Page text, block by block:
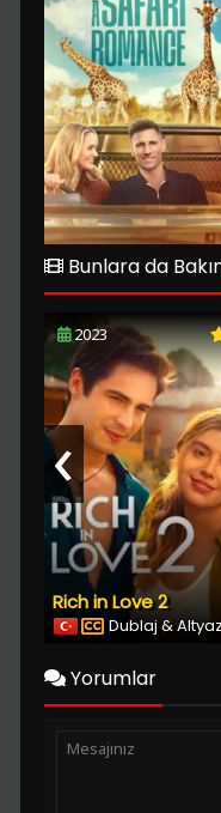
Bunlara da
2023
Rich in Love 2
Dublaj &
‹
Yorumlar